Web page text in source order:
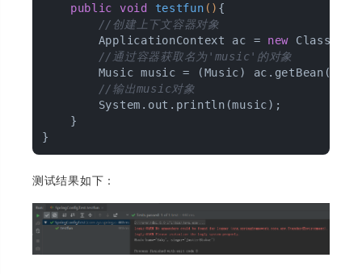
public
void testfun () {
//创建上下文容器对象
        ApplicationContext ac =
new
//通过容器获取名为'music'的对象
        Music music = (Music) ac.getBean(
//输出music对象
        System.out.println(music);
    }
测试结果如下：